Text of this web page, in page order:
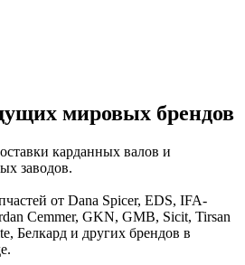
мировых брендов
карданных валов и
заводов.
от Dana Spicer, EDS, IFA-
Cemmer, GKN, GMB, Sicit, Tirsan
Белкард и других брендов в